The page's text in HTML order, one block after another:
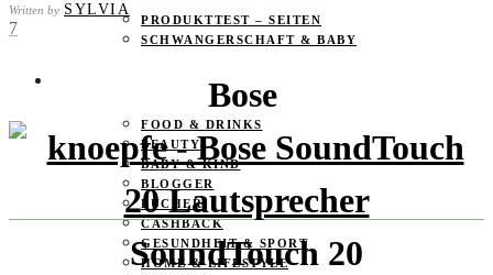
PRODUKTTEST – SEITEN
SCHWANGERSCHAFT & BABY
PRODUKTTESTER GESUCHT
FOOD & DRINKS
BEAUTY
BABY & KIND
BLOGGER
BÜCHER
CASHBACK
GESUNDHEIT & SPORT
HOME & LIFESTYLE
Written by SYLVIA
7
Bose
SoundTouch 20